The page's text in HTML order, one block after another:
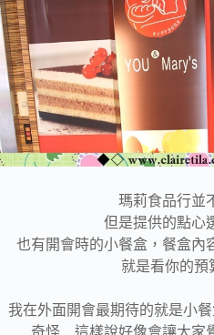
瑪莉食品行並
但是提供的點心
也有開會時的小餐盒，餐盒內
就是看你的預
我在外面開會最期待的就是小
奇怪…這樣說好像會讓大家